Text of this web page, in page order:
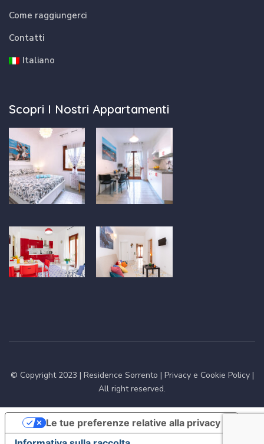
Come raggiungerci
Contatti
Italiano
Scopri I Nostri Appartamenti
© Copyright 2023 | Residence Sorrento | Privacy e Cookie Policy|
All right reserved.
Le tue preferenze relative alla privacy